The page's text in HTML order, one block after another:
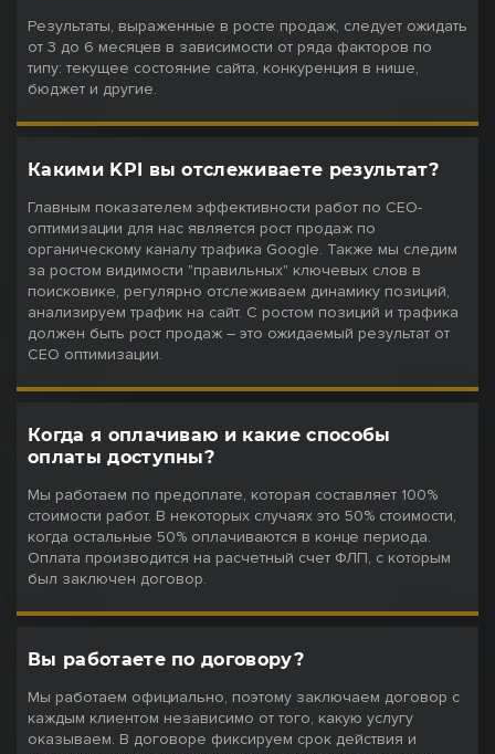
Результаты, выраженные в росте продаж, следует ожидать
от 3 до 6 месяцев в зависимости от ряда факторов по
типу: текущее состояние сайта, конкуренция в нише,
бюджет и другие.
Какими KPI вы отслеживаете результат?
Главным показателем эффективности работ по СЕО-
оптимизации для нас является рост продаж по
органическому каналу трафика Google. Также мы следим
за ростом видимости "правильных" ключевых слов в
поисковике, регулярно отслеживаем динамику позиций,
анализируем трафик на сайт. С ростом позиций и трафика
должен быть рост продаж – это ожидаемый результат от
СЕО оптимизации.
Когда я оплачиваю и какие способы
оплаты доступны?
Мы работаем по предоплате, которая составляет 100%
стоимости работ. В некоторых случаях это 50% стоимости,
когда остальные 50% оплачиваются в конце периода.
Оплата производится на расчетный счет ФЛП, с которым
был заключен договор.
Вы работаете по договору?
Мы работаем официально, поэтому заключаем договор с
каждым клиентом независимо от того, какую услугу
оказываем. В договоре фиксируем срок действия и